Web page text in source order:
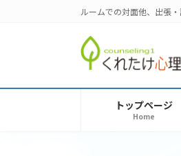
へ
ョ
ルームでの対面他、出張
トップページ
Home